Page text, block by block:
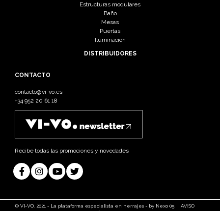
Estructuras modulares
Baño
Mesas
Puertas
Iluminación
DISTRIBUIDORES
CONTACTO
contacto@vi-vo.es
+34 952 20 61 18
Recibe todas las promociones y novedades
© VI-VO. 2021 - La plataforma especialista en herrajes - by Nexo 05
AVISO